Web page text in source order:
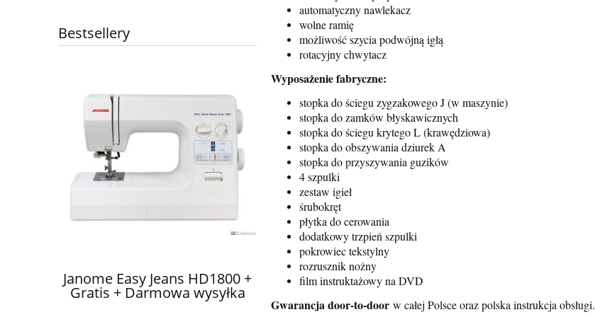
Bestsellery
Janome Juno E1015 + Kursy +
Janome 5060DC + Stolik +
Stopki + Gratisy + Darmowa
wysyłka
automatyczny nawlekacz
wolne ramię
możliwość szycia podwójną igłą
rotacyjny chwytacz
Wyposażenie fabryczne:
stopka do ściegu zygzakowego J (w maszynie)
stopka do zamków błyskawicznych
stopka do ściegu krytego L (krawędziowa)
stopka do obszywania dziurek A
stopka do przyszywania guzików
4 szpulki
zestaw igieł
śrubokręt
płytka do cerowania
dodatkowy trzpień szpulki
pokrowiec tekstylny
rozrusznik nożny
film instruktażowy na DVD
Gwarancja door-to-door w całej Polsce oraz polska instrukcja obsługi.